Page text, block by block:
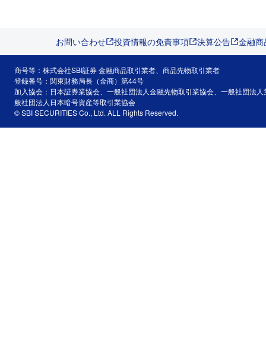
お問い合わせ 投資情報の免責事項 決算公告 金融
商号等：株式会社SBI証券 金融商品取引業者、商品先物取引業者
登録番号：関東財務局長（金商）第44号
加入協会：日本証券業協会、一般社団法人金融先物取引業協会、一般社団法
般社団法人日本暗号資産等取引業協会
© SBI SECURITIES Co., Ltd. ALL Rights Reserved.